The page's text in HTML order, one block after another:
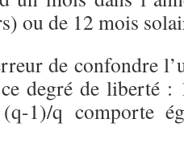
ou de 12 mois
de confondre
degré de liberté
1)/q comporte